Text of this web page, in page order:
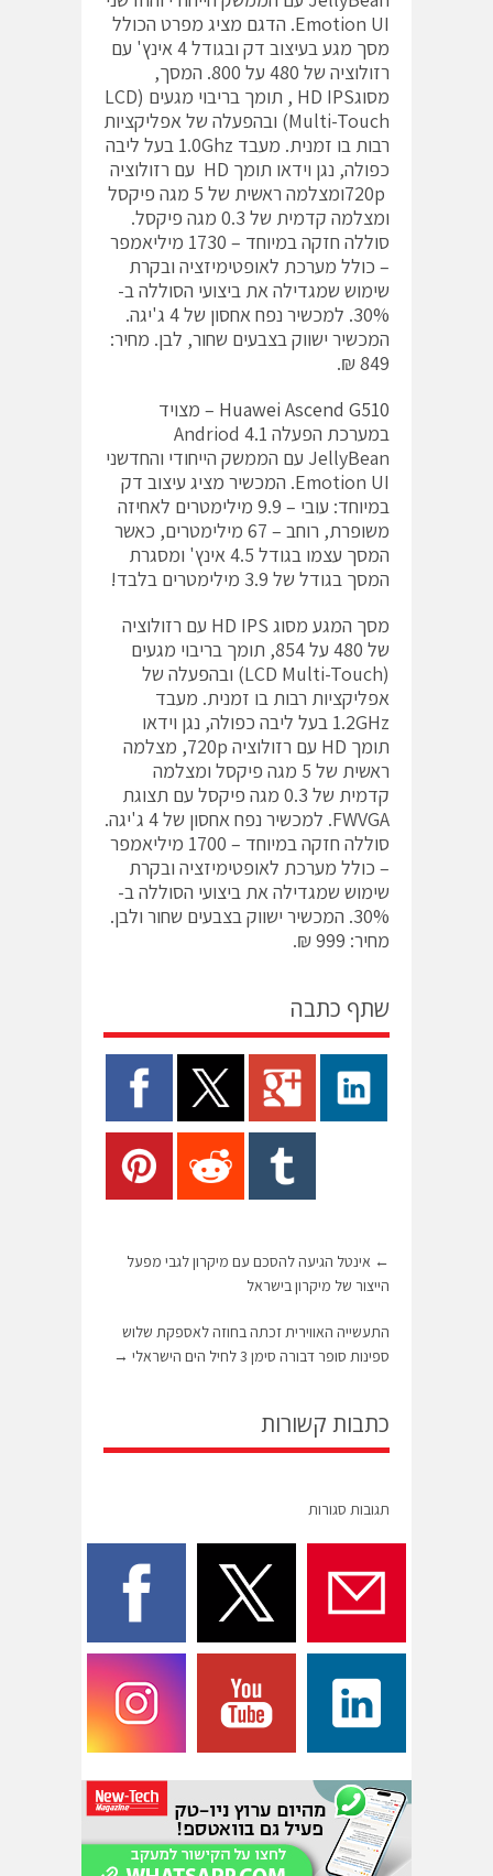
Emotion UI. הדגם מציג מפרט הכולל
מסך מגע בעיצוב דק ובגודל 4 אינץ' עם
רזולוציה של 480 על 800. המסך,
מסוגHD IPS , תומך בריבוי מגעים (LCD
Multi-Touch) ובהפעלה של אפליקציות
רבות בו זמנית. מעבד 1.0Ghz בעל ליבה
כפולה, נגן וידאו תומך HD עם רזולוציה
720pומצלמה ראשית של 5 מגה פיקסל
ומצלמה קדמית של 0.3 מגה פיקסל.
סוללה חזקה במיוחד – 1730 מיליאמפר
– כולל מערכת לאופטימיזציה ובקרת
שימוש שמגדילה את ביצועי הסוללה ב-
30%. למכשיר נפח אחסון של 4 ג'יגה.
המכשיר ישווק בצבעים שחור, לבן. מחיר:
849 ₪.
Huawei Ascend G510 – מצויד
במערכת הפעלה Andriod 4.1
JellyBean עם הממשק הייחודי והחדשני
Emotion UI. המכשיר מציג עיצוב דק
במיוחד: עובי – 9.9 מילימטרים לאחיזה
משופרת, רוחב – 67 מילימטרים, כאשר
המסך עצמו בגודל 4.5 אינץ' ומסגרת
המסך בגודל של 3.9 מילימטרים בלבד!
מסך המגע מסוג HD IPS עם רזולוציה
של 480 על 854, תומך בריבוי מגעים
(LCD Multi-Touch) ובהפעלה של
אפליקציות רבות בו זמנית. מעבד
1.2GHz בעל ליבה כפולה, נגן וידאו
תומך HD עם רזולוציה 720p, מצלמה
ראשית של 5 מגה פיקסל ומצלמה
קדמית של 0.3 מגה פיקסל עם תצוגת
FWVGA. למכשיר נפח אחסון של 4 ג'יגה.
סוללה חזקה במיוחד – 1700 מיליאמפר
– כולל מערכת לאופטימיזציה ובקרת
שימוש שמגדילה את ביצועי הסוללה ב-
30%. המכשיר ישווק בצבעים שחור ולבן.
מחיר: 999 ₪.
שתף כתבה
← אינטל הגיעה להסכם עם מיקרון לגבי מפעל
הייצור של מיקרון בישראל
התעשייה האווירית זכתה בחוזה לאספקת שלוש
ספינות סופר דבורה סימן 3 לחיל הים הישראלי
→
כתבות קשורות
תגובות סגורות